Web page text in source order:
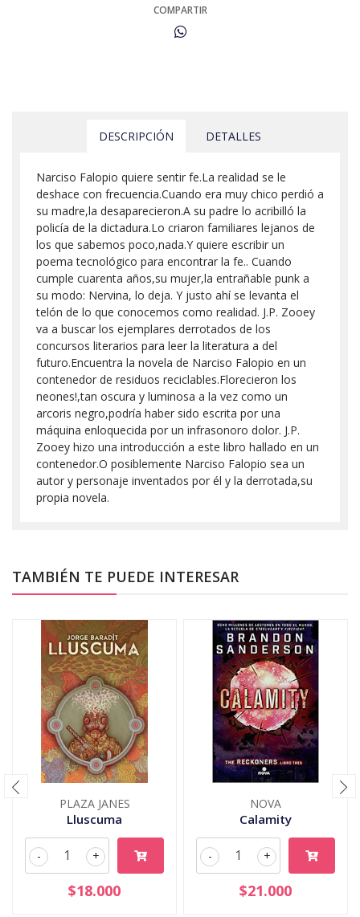
COMPARTIR
DESCRIPCIÓN DETALLES
Narciso Falopio quiere sentir fe.La realidad se le
deshace con frecuencia.Cuando era muy chico perdió a
su madre,la desaparecieron.A su padre lo acribilló la
policía de la dictadura.Lo criaron familiares lejanos de
los que sabemos poco,nada.Y quiere escribir un
poema tecnológico para encontrar la fe.. Cuando
cumple cuarenta años,su mujer,la entrañable punk a
su modo: Nervina, lo deja. Y justo ahí se levanta el
telón de lo que conocemos como realidad. J.P. Zooey
va a buscar los ejemplares derrotados de los
concursos literarios para leer la literatura a del
futuro.Encuentra la novela de Narciso Falopio en un
contenedor de residuos reciclables.Florecieron los
neones!,tan oscura y luminosa a la vez como un
arcoris negro,podría haber sido escrita por una
máquina enloquecida por un infrasonoro dolor. J.P.
Zooey hizo una introducción a este libro hallado en un
contenedor.O posiblemente Narciso Falopio sea un
autor y personaje inventados por él y la derrotada,su
propia novela.
TAMBIÉN TE PUEDE INTERESAR
PLAZA JANES
Lluscuma
+
-
$18.000
NOVA
Calamity
+
-
$21.000